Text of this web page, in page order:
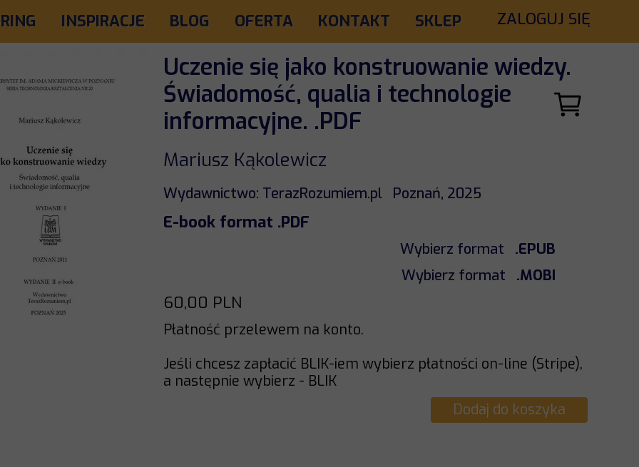
ZALOGUJ SIĘ
INSPIRACJE BLOG OFERTA KONTAKT SKLEP
Uczenie się jako konstruowanie wiedzy.
Świadomość, qualia i technologie
informacyjne. .PDF
Mariusz Kąkolewicz
Wydawnictwo: TerazRozumiem.pl Poznań, 2025
E-book format .PDF
Wybierz format .EPUB
Wybierz format .MOBI
60,00 PLN
Płatność przelewem na konto.
Jeśli chcesz zapłacić BLIK-iem wybierz płatności on-line (Stripe),
a następnie wybierz - BLIK
Dodaj do koszyka